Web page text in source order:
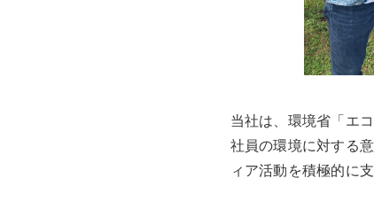
当社は、環境省「エ
社員の環境に対する
ィア活動を積極的に